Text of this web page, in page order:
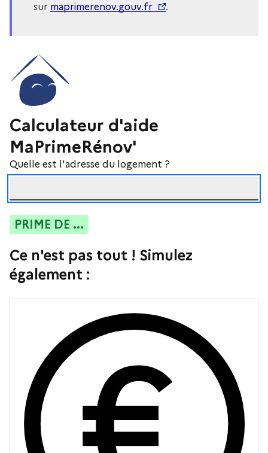
sur maprimerenov.gouv.fr .
Calculateur d'aide
MaPrimeRénov'
Quelle est l'adresse du logement ?
PRIME DE ...
Ce n'est pas tout ! Simulez
également :